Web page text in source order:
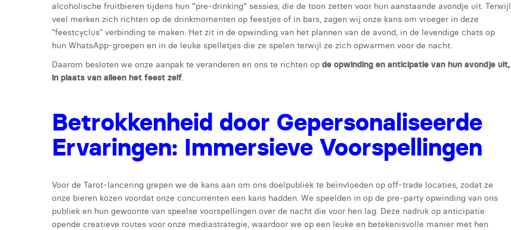
alcoholische fruitbieren tijdens hun "pre-drinking" sessies, die de toon zetten voor hun aanstaande avondje uit. Terwijl
veel merken zich richten op de drinkmomenten op feestjes of in bars, zagen wij onze kans om vroeger in deze
“feestcyclus” verbinding te maken. Het zit in de opwinding van het plannen van de avond, in de levendige chats op
hun WhatsApp-groepen en in de leuke spelletjes die ze spelen terwijl ze zich opwarmen voor de nacht.
Daarom besloten we onze aanpak te veranderen en ons te richten op de opwinding en anticipatie van hun avondje uit,
in plaats van alleen het feest zelf.
Betrokkenheid door Gepersonaliseerde
Ervaringen: Immersieve Voorspellingen
Voor de Tarot-lancering grepen we de kans aan om ons doelpubliek te beïnvloeden op off-trade locaties, zodat ze
onze bieren kozen voordat onze concurrenten een kans hadden. We speelden in op de pre-party opwinding van ons
publiek en hun gewoonte van speelse voorspellingen over de nacht die voor hen lag. Deze nadruk op anticipatie
opende creatieve routes voor onze mediastrategie, waardoor we op een leuke en betekenisvolle manier met hen